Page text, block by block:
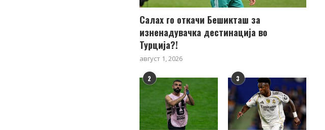
Салах го откачи Бешикташ за
изненадувачка дестинација во
Турција?!
август 1, 2026
2 3